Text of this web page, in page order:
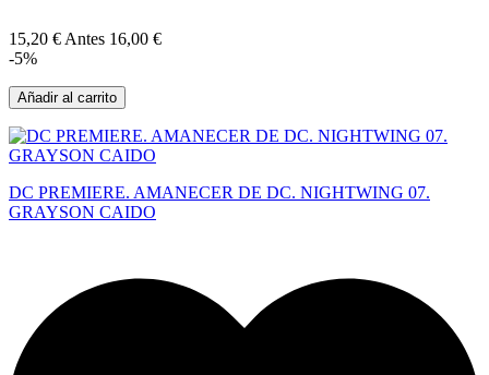
15,20 € Antes 16,00 €
-5%
Añadir al carrito
DC PREMIERE. AMANECER DE DC. NIGHTWING 07.
GRAYSON CAIDO